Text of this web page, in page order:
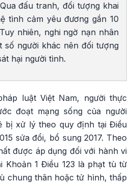
đấu tranh, đối tượng khai
tình cảm yêu đương gần 10
nhiên, nghi ngờ nạn nhân
số người khác nên đối tượng
hại người tình.
luật Việt Nam, người thực
đoạt mạng sống của người
bị xử lý theo quy định tại Điều
sửa đổi, bổ sung 2017. Theo
được áp dụng đối với hành vi
Khoản 1 Điều 123 là phạt tù từ
chung thân hoặc tử hình, thấp